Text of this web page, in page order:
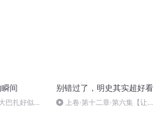
间
巴扎好似温
别错过了，明史其实超好看
上卷·第十二章·第六集【让梦